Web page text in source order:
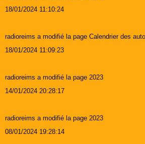
18/01/2024 11:10:24
radioreims a modifié la page Calendrier des
18/01/2024 11:09:23
radioreims a modifié la page 2023
14/01/2024 20:28:17
radioreims a modifié la page 2023
08/01/2024 19:28:14